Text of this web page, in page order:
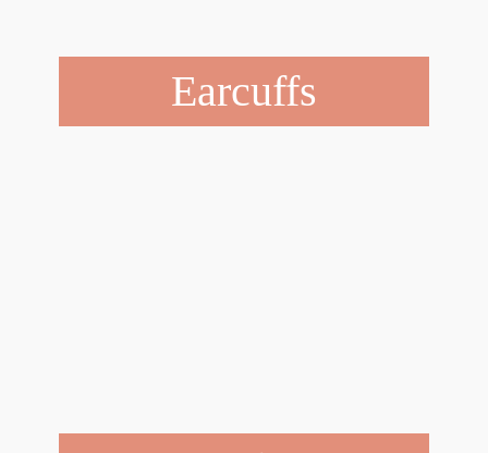
Earcuffs